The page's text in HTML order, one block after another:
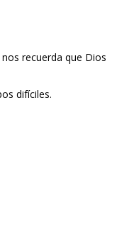
recuerda que Dios
difíciles.